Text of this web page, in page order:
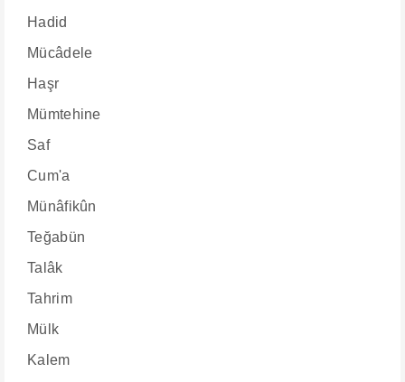
Hadid
Mücâdele
Haşr
Mümtehine
Saf
Cum'a
Münâfikûn
Teğabün
Talâk
Tahrim
Mülk
Kalem